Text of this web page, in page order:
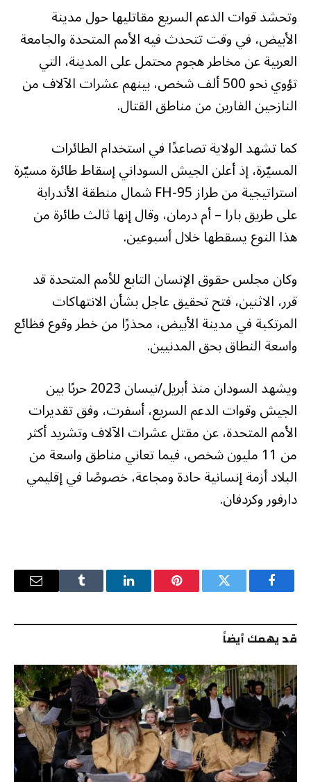
وتحشد قوات الدعم السريع مقاتليها حول مدينة
الأبيض، في وقت تتحدث فيه الأمم المتحدة والجامعة
العربية عن مخاطر هجوم محتمل على المدينة، التي
تؤوي نحو 500 ألف شخص، بينهم عشرات الآلاف من
النازحين الفارين من مناطق القتال.
كما تشهد الولاية تصاعدًا في استخدام الطائرات
المسيّرة، إذ أعلن الجيش السوداني إسقاط طائرة مسيّرة
استراتيجية من طراز FH-95 شمال منطقة الأندرابة
على طريق بارا – أم درمان، وقال إنها ثالث طائرة من
هذا النوع يسقطها خلال أسبوعين.
وكان مجلس حقوق الإنسان التابع للأمم المتحدة قد
قرر، الاثنين، فتح تحقيق عاجل بشأن الانتهاكات
المرتكبة في مدينة الأبيض، محذرًا من خطر وقوع فظائع
واسعة النطاق بحق المدنيين.
ويشهد السودان منذ أبريل/نيسان 2023 حربًا بين
الجيش وقوات الدعم السريع، أسفرت، وفق تقديرات
الأمم المتحدة، عن مقتل عشرات الآلاف وتشريد أكثر
من 11 مليون شخص، فيما تعاني مناطق واسعة من
البلاد أزمة إنسانية حادة ومجاعة، خصوصًا في إقليمي
دارفور وكردفان.
فيسبوك تويتر بينتيريستلينكدإن Tumblr
البريد
قد يهمك أيضاً